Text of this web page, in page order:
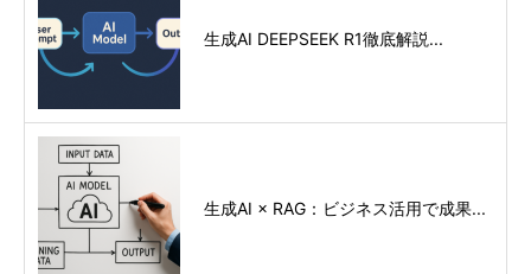
生成AI DEEPSEEK R1徹底解説...
生成AI × RAG：ビジネス活用で成果...